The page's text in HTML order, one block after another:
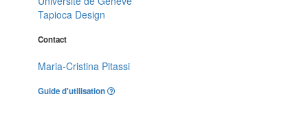
Tapioca Design
Contact
Maria-Cristina Pitassi
Guide d'utilisation